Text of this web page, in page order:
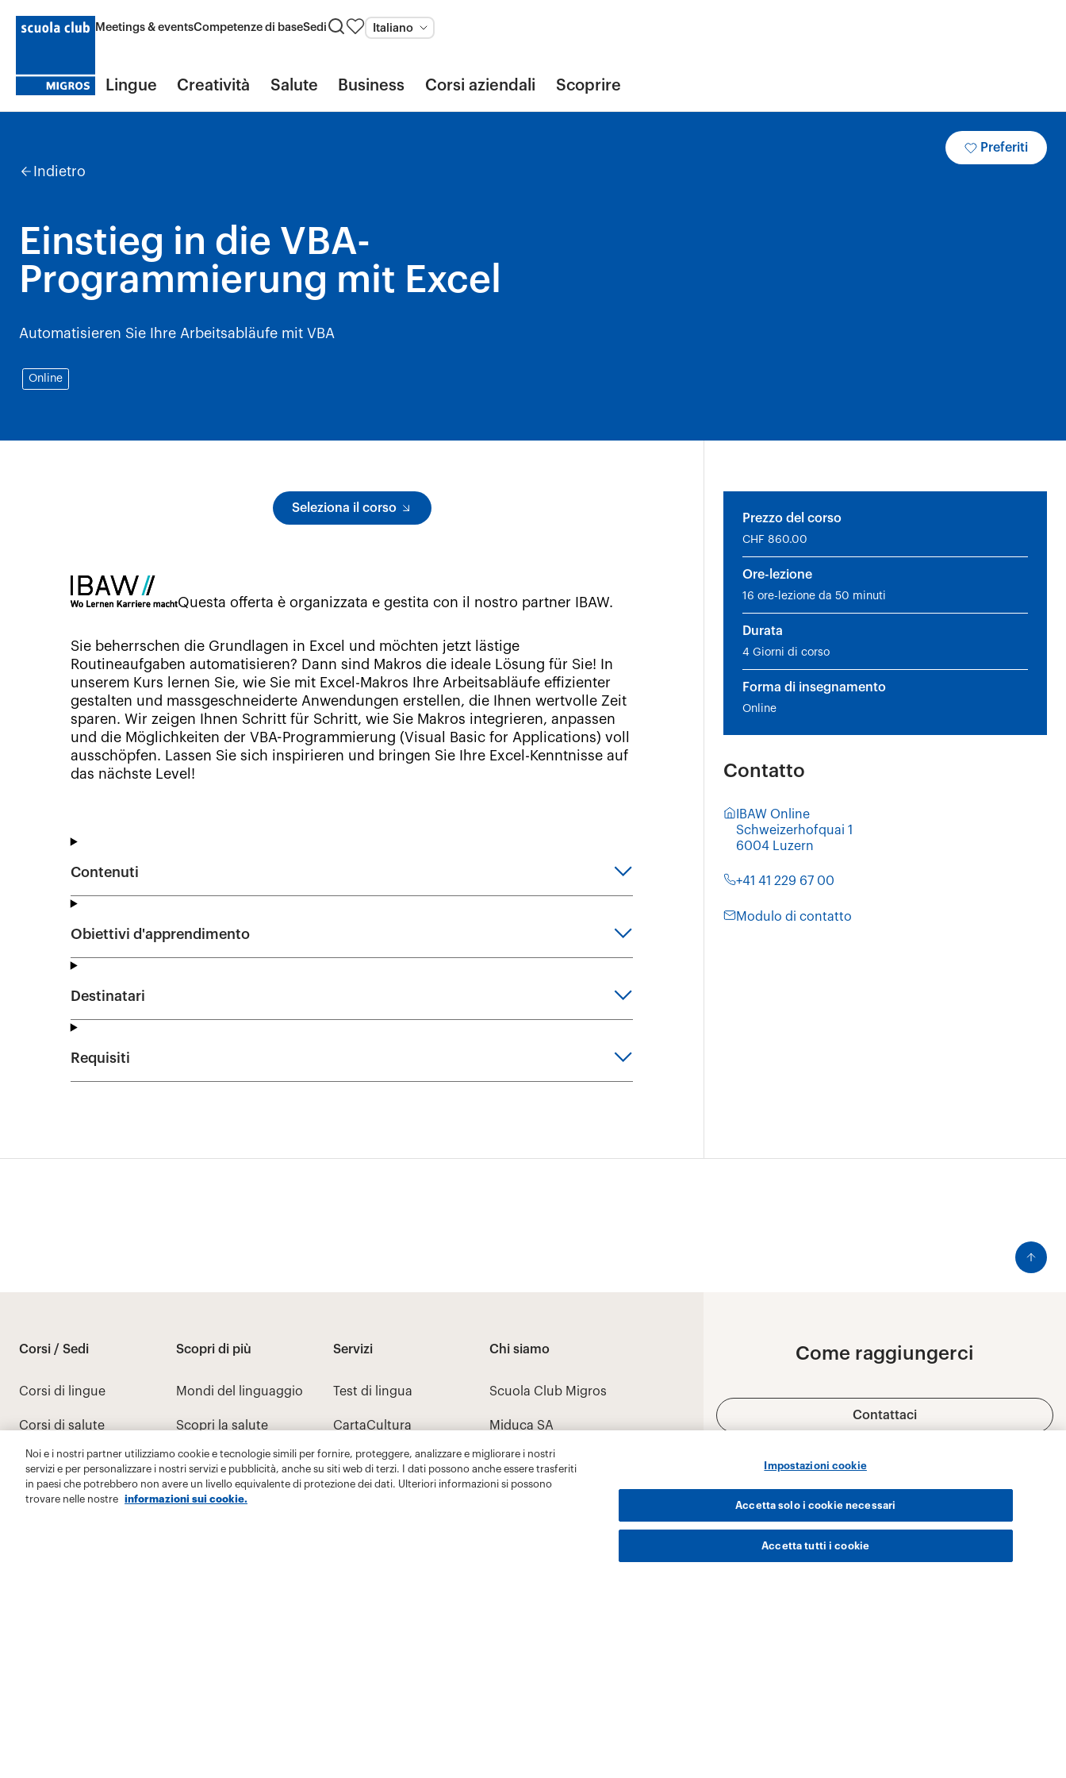
Noi e i nostri partner utilizziamo cookie e tecnologie simili per fornire, proteggere, analizzare e migliorare i nostri
servizi e per personalizzare i nostri servizi e pubblicità, anche su siti web di terzi. I dati possono anche essere trasferiti
in paesi che potrebbero non avere un livello equivalente di protezione dei dati. Ulteriori informazioni si possono
trovare nelle nostre
informazioni sui cookie.
Impostazioni cookie
Accetta solo i cookie necessari
Accetta tutti i cookie